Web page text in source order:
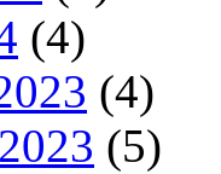
(4)
(4)
(5)